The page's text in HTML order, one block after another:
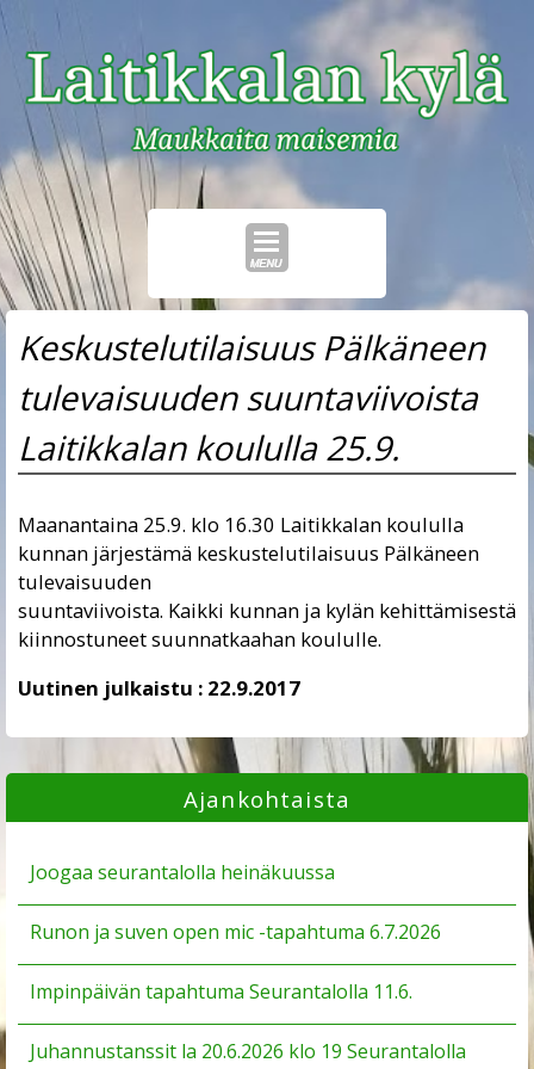
Skip
to
Keskustelutilaisuus Pälkäneen
tulevaisuuden suuntaviivoista
Laitikkalan koululla 25.9.
Maanantaina 25.9. klo 16.30 Laitikkalan koululla
kunnan järjestämä keskustelutilaisuus Pälkäneen
tulevaisuuden
suuntaviivoista. Kaikki kunnan ja kylän kehittämisestä
kiinnostuneet suunnatkaahan koululle.
Uutinen julkaistu : 22.9.2017
Ajankohtaista
Joogaa seurantalolla heinäkuussa
Runon ja suven open mic -tapahtuma 6.7.2026
Impinpäivän tapahtuma Seurantalolla 11.6.
Juhannustanssit la 20.6.2026 klo 19 Seurantalolla